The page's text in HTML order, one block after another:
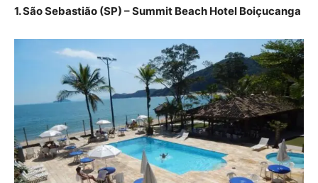
1. São Sebastião (SP) – Summit Beach Hotel Boiçucanga